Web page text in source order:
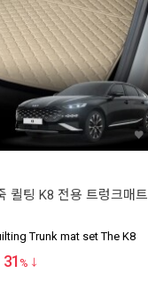
퀼팅 K8 전용 트렁크매트
Trunk mat set The K8
31 %